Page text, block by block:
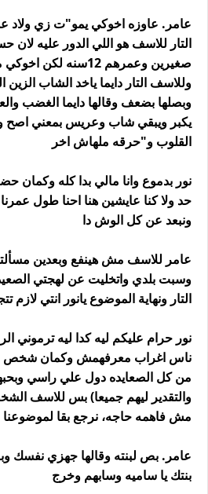
عامر. عاوزه اخوكي يمو"ت زي ولاد
التار للاسف هو اللي الدور عليه
صغيرين وعمرهم 12سنه
وللاسف التار دايما ياخد الشاب
وبصلها بضعف وقالها دايما الغضب
يكبر ويبقي شاب وعريس بمعني اصح
القلوب و"حرقه ملهاش اخر
نور بدموع وانا مالي بدا كله وكمان
حد ولا كنا عايشين هنا احنا طول
ونبعد عن كل الوش دا
عامر للاسف مش هينفع وبعدين
وسبت بلدي واتخليت عن لهجتي
التار ونهاية الموضوع يانور انتي لازم
نور حرام عليكم ليه كدا ليه ترموني
ناس اغراب معرفهمش وكمان شخص
من كل الصعايده دول علي راسي
والتقدير ليهم جميعا) بس للاسف
مش فاهمه حاجه، نرجع بقا لموضوعنا
عامر. بص لبنته وقالها جهزي نفسك
بنتك يا ساميه وسابهم وخرج